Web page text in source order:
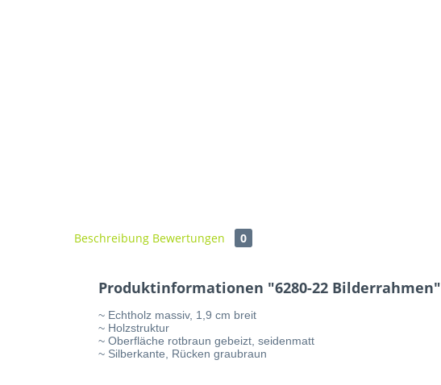
Beschreibung Bewertungen 0
Produktinformationen "6280-22 Bilderrahmen"
~ Echtholz massiv, 1,9 cm breit
~ Holzstruktur
~ Oberfläche rotbraun gebeizt, seidenmatt
~ Silberkante, Rücken graubraun